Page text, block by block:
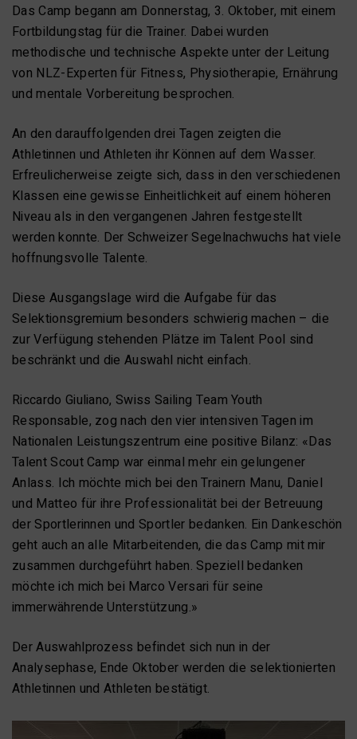
Das Camp begann am Donnerstag, 3. Oktober, mit einem
Fortbildungstag für die Trainer. Dabei wurden
methodische und technische Aspekte unter der Leitung
von NLZ-Experten für Fitness, Physiotherapie, Ernährung
und mentale Vorbereitung besprochen.
An den darauffolgenden drei Tagen zeigten die
Athletinnen und Athleten ihr Können auf dem Wasser.
Erfreulicherweise zeigte sich, dass in den verschiedenen
Klassen eine gewisse Einheitlichkeit auf einem höheren
Niveau als in den vergangenen Jahren festgestellt
werden konnte. Der Schweizer Segelnachwuchs hat viele
hoffnungsvolle Talente.
Diese Ausgangslage wird die Aufgabe für das
Selektionsgremium besonders schwierig machen – die
zur Verfügung stehenden Plätze im Talent Pool sind
beschränkt und die Auswahl nicht einfach.
Riccardo Giuliano, Swiss Sailing Team Youth
Responsable, zog nach den vier intensiven Tagen im
Nationalen Leistungszentrum eine positive Bilanz: «Das
Talent Scout Camp war einmal mehr ein gelungener
Anlass. Ich möchte mich bei den Trainern Manu, Daniel
und Matteo für ihre Professionalität bei der Betreuung
der Sportlerinnen und Sportler bedanken. Ein Dankeschön
geht auch an alle Mitarbeitenden, die das Camp mit mir
zusammen durchgeführt haben. Speziell bedanken
möchte ich mich bei Marco Versari für seine
immerwährende Unterstützung.»
Der Auswahlprozess befindet sich nun in der
Analysephase, Ende Oktober werden die selektionierten
Athletinnen und Athleten bestätigt.